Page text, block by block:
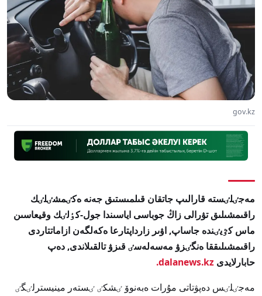
gov.kz
مەجٸلٸستە قارالىپ جاتقان قىلمىستىق جەنە ەكٸمشٸلٸك
راقىمشىلىق تۋرالى زاڭ جوباسى اياسىندا جول-كٶلٸك وقيعاسىن
ماس كٷيٸندە جاساپ, اۋىر زارداپتارعا ەكەلگەن ازاماتتاردى
راقىمشىلىققا ەنگٸزۋ مەسەلەسٸ قىزۋ تالقىلاندى, دەپ
حابارلايدى dalanews.kz.
مەجٸلٸس دەپۋتاتى مۇرات ەبەنوۆ ٸشكٸ ٸستەر مينيسترلٸگٸ